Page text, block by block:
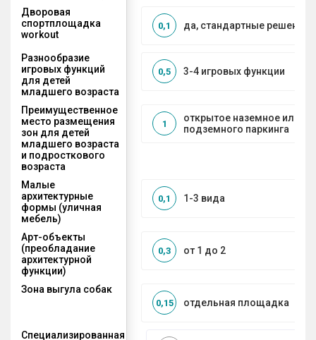
Дворовая
спортплощадка
workout
да, стандартные решения
0,1
Разнообразие
игровых функций
для детей
младшего возраста
3-4 игровых функции
0,5
Преимущественное
место размещения
зон для детей
младшего возраста
и подросткового
возраста
открытое наземное или на
подземного паркинга
1
Малые
архитектурные
формы (уличная
мебель)
1-3 вида
0,1
Арт-объекты
(преобладание
архитектурной
функции)
от 1 до 2
0,3
Зона выгула собак
отдельная площадка
0,15
Специализированная